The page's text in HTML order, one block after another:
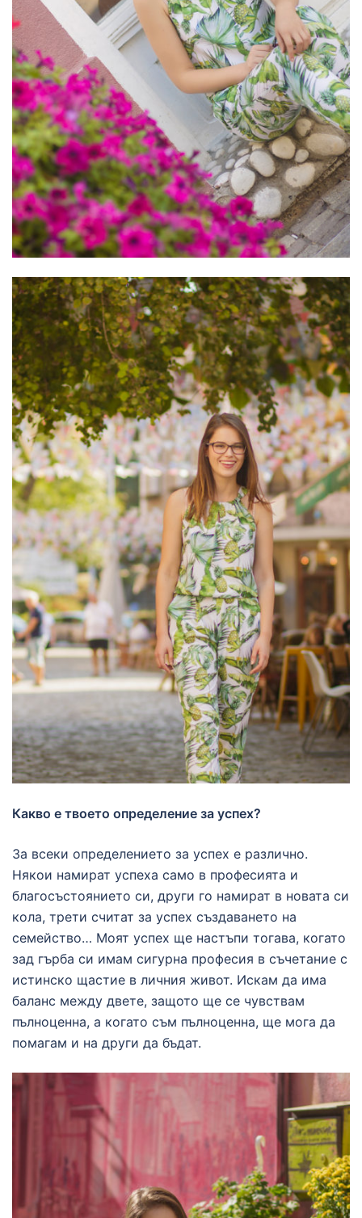
Какво е твоето определение за успех?
За всеки определението за успех е различно.
Някои намират успеха само в професията и
благосъстоянието си, други го намират в новата си
кола, трети считат за успех създаването на
семейство… Моят успех ще настъпи тогава, когато
зад гърба си имам сигурна професия в съчетание с
истинско щастие в личния живот. Искам да има
баланс между двете, защото ще се чувствам
пълноценна, а когато съм пълноценна, ще мога да
помагам и на други да бъдат.